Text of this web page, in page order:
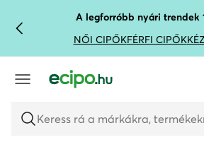
UGRÁS A FŐ TARTALOMRA
UGRÁS A KERESÉSHEZA legforróbb nyári trendek
NŐI CIPŐKFÉRFI CIPŐK
Keress rá a márkákra,